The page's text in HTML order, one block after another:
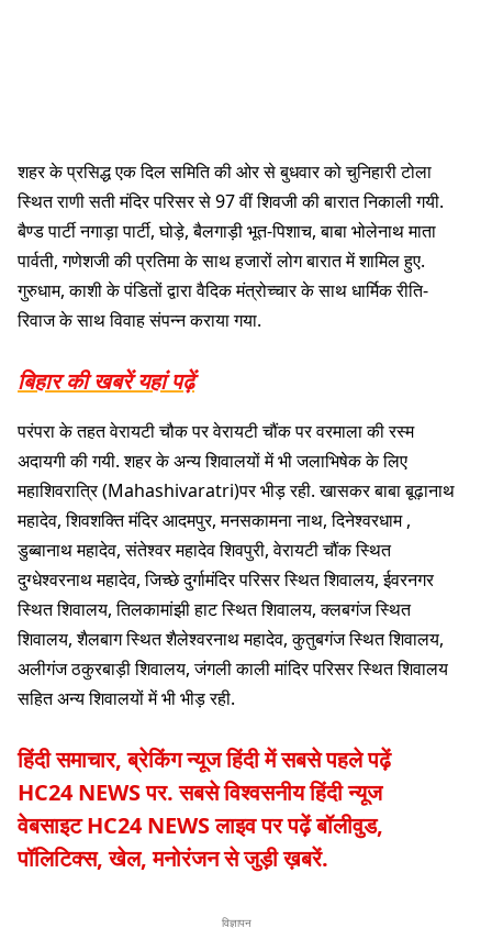
शहर के प्रसिद्ध एक दिल समिति की ओर से बुधवार को चुनिहारी टोला
स्थित राणी सती मंदिर परिसर से 97 वीं शिवजी की बारात निकाली गयी.
बैण्ड पार्टी नगाड़ा पार्टी, घोड़े, बैलगाड़ी भूत-पिशाच, बाबा भोलेनाथ माता
पार्वती, गणेशजी की प्रतिमा के साथ हजारों लोग बारात में शामिल हुए.
गुरुधाम, काशी के पंडितों द्वारा वैदिक मंत्रोच्चार के साथ धार्मिक रीति-
रिवाज के साथ विवाह संपन्न कराया गया.
बिहार की खबरें यहां पढ़ें
परंपरा के तहत वेरायटी चौक पर वेरायटी चौंक पर वरमाला की रस्म
अदायगी की गयी. शहर के अन्य शिवालयों में भी जलाभिषेक के लिए
महाशिवरात्रि (Mahashivaratri)पर भीड़ रही. खासकर बाबा बूढ़ानाथ
महादेव, शिवशक्ति मंदिर आदमपुर, मनसकामना नाथ, दिनेश्वरधाम ,
डुब्बानाथ महादेव, संतेश्वर महादेव शिवपुरी, वेरायटी चौंक स्थित
दुग्धेश्वरनाथ महादेव, जिच्छे दुर्गामंदिर परिसर स्थित शिवालय, ईवरनगर
स्थित शिवालय, तिलकामांझी हाट स्थित शिवालय, क्लबगंज स्थित
शिवालय, शैलबाग स्थित शैलेश्वरनाथ महादेव, कुतुबगंज स्थित शिवालय,
अलीगंज ठकुरबाड़ी शिवालय, जंगली काली मांदिर परिसर स्थित शिवालय
सहित अन्य शिवालयों में भी भीड़ रही.
हिंदी समाचार, ब्रेकिंग न्यूज हिंदी में सबसे पहले पढ़ें
HC24 NEWS पर. सबसे विश्वसनीय हिंदी न्यूज
वेबसाइट HC24 NEWS लाइव पर पढ़ें बॉलीवुड,
पॉलिटिक्स, खेल, मनोरंजन से जुड़ी ख़बरें.
विज्ञापन